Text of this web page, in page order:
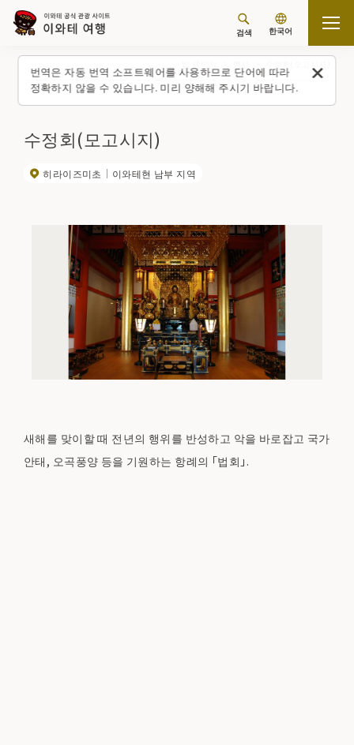
번역은 자동 번역 소프트웨어를 사용하므로 단어에 따라
정확하지 않을 수 있습니다. 미리 양해해 주시기 바랍니다.
검색 한국어
수정회(모고시지)
히라이즈미초 이와테현 남부 지역
새해를 맞이할 때 전년의 행위를 반성하고 악을 바로잡고 국가
안태, 오곡풍양 등을 기원하는 항례의 「법회」.